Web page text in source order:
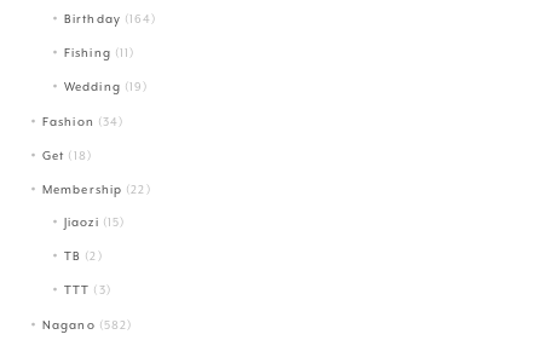
Birthday (164)
Fishing (11)
Wedding (19)
Fashion (34)
Get (18)
Membership (22)
Jiaozi (15)
TB (2)
TTT (3)
Nagano (582)